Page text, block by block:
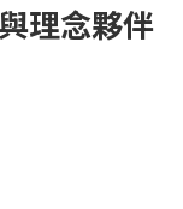
理念夥伴